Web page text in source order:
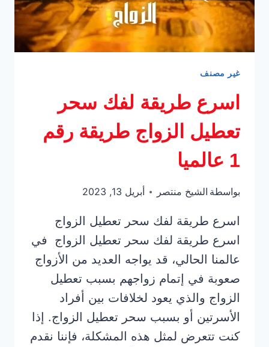
غير مصنف
اسرع طريقة لفك سحر
تعطيل الزواج طريقة رقم
1 عالميا
بواسطة الشيخ منتصر أبريل 13, 2023
اسرع طريقة لفك سحر تعطيل الزواج
اسرع طريقة لفك سحر تعطيل الزواج في
عالمنا الحالي، قد يواجه العديد من الأزواج
صعوبة في إتمام زواجهم بسبب تعطيل
الزواج والذي يعود لخلافات بين أفراد
الأسرتين أو بسبب سحر تعطيل الزواج. إذا
كنت تتعرض لمثل هذه المشكلة، فإننا نقدم